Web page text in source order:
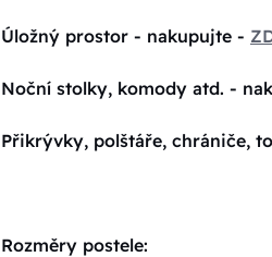
Úložný prostor - nakupujte -
Noční stolky, komody atd. -
Přikrývky, polštáře, chrániče,
Rozměry postele: